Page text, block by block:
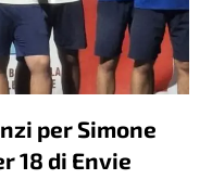
per Simone
18 di Envie